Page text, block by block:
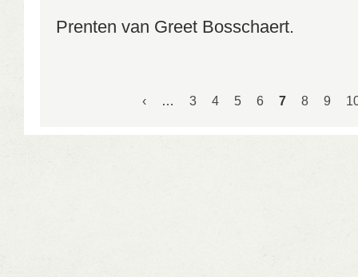
Prenten van Greet Bosschaert.
‹ … 3 4 5 6 7 8 9